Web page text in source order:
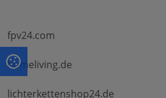
fpv24.com
homeliving.de
lichterkettenshop24.de